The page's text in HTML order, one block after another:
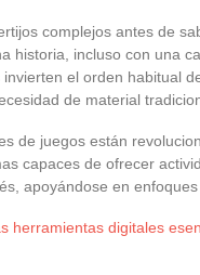
complejos antes de
historia, incluso con una
el orden habitual
de material
de juegos están
capaces de ofrecer
apoyándose en
herramientas digitales